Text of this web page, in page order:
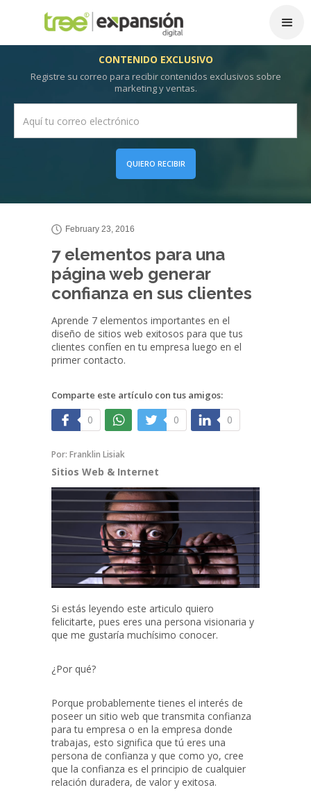
CONTENIDO EXCLUSIVO
Registre su correo para recibir contenidos exclusivos sobre
marketing y ventas.
QUIERO RECIBIR
February 23, 2016
7 elementos para una
página web generar
confianza en sus clientes
Aprende 7 elementos importantes en el
diseño de sitios web exitosos para que tus
clientes confíen en tu empresa luego en el
primer contacto.
Comparte este artículo con tus amigos:
0 0 0
Por: Franklin Lisiak
Sitios Web & Internet
Si estás leyendo este articulo quiero
felicitarte, pues eres una persona visionaria y
que me gustaría muchísimo conocer.
¿Por qué?
Porque probablemente tienes el interés de
poseer un sitio web que transmita confianza
para tu empresa o en la empresa donde
trabajas, esto significa que tú eres una
persona de confianza y que como yo, cree
que la confianza es el principio de cualquier
relación duradera, de valor y exitosa.